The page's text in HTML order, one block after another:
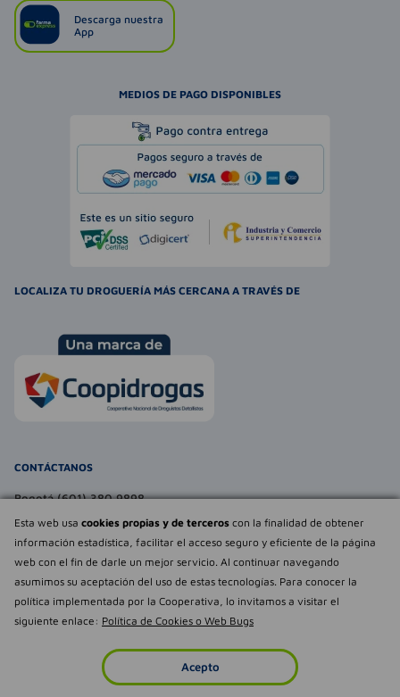
Esta web usa cookies propias y de terceros con la finalidad de obtener
información estadística, facilitar el acceso seguro y eficiente de la página
web con el fin de darle un mejor servicio. Al continuar navegando
asumimos su aceptación del uso de estas tecnologías. Para conocer la
política implementada por la Cooperativa, lo invitamos a visitar el
siguiente enlace: Política de Cookies o Web Bugs
Acepto
Imperdibles Favoritos
Déjanos tu
opinión
Descarga nuestra
App
MEDIOS DE PAGO DISPONIBLES
LOCALIZA TU DROGUERÍA MÁS CERCANA A TRAVÉS DE
CONTÁCTANOS
Bogotá (601) 380 9898
atencionalcliente@farmaexpress.com
TE PUEDE INTERESAR
NOSOTROS
Empowered by
Todos los derechos reservados Farmaexpress 2025